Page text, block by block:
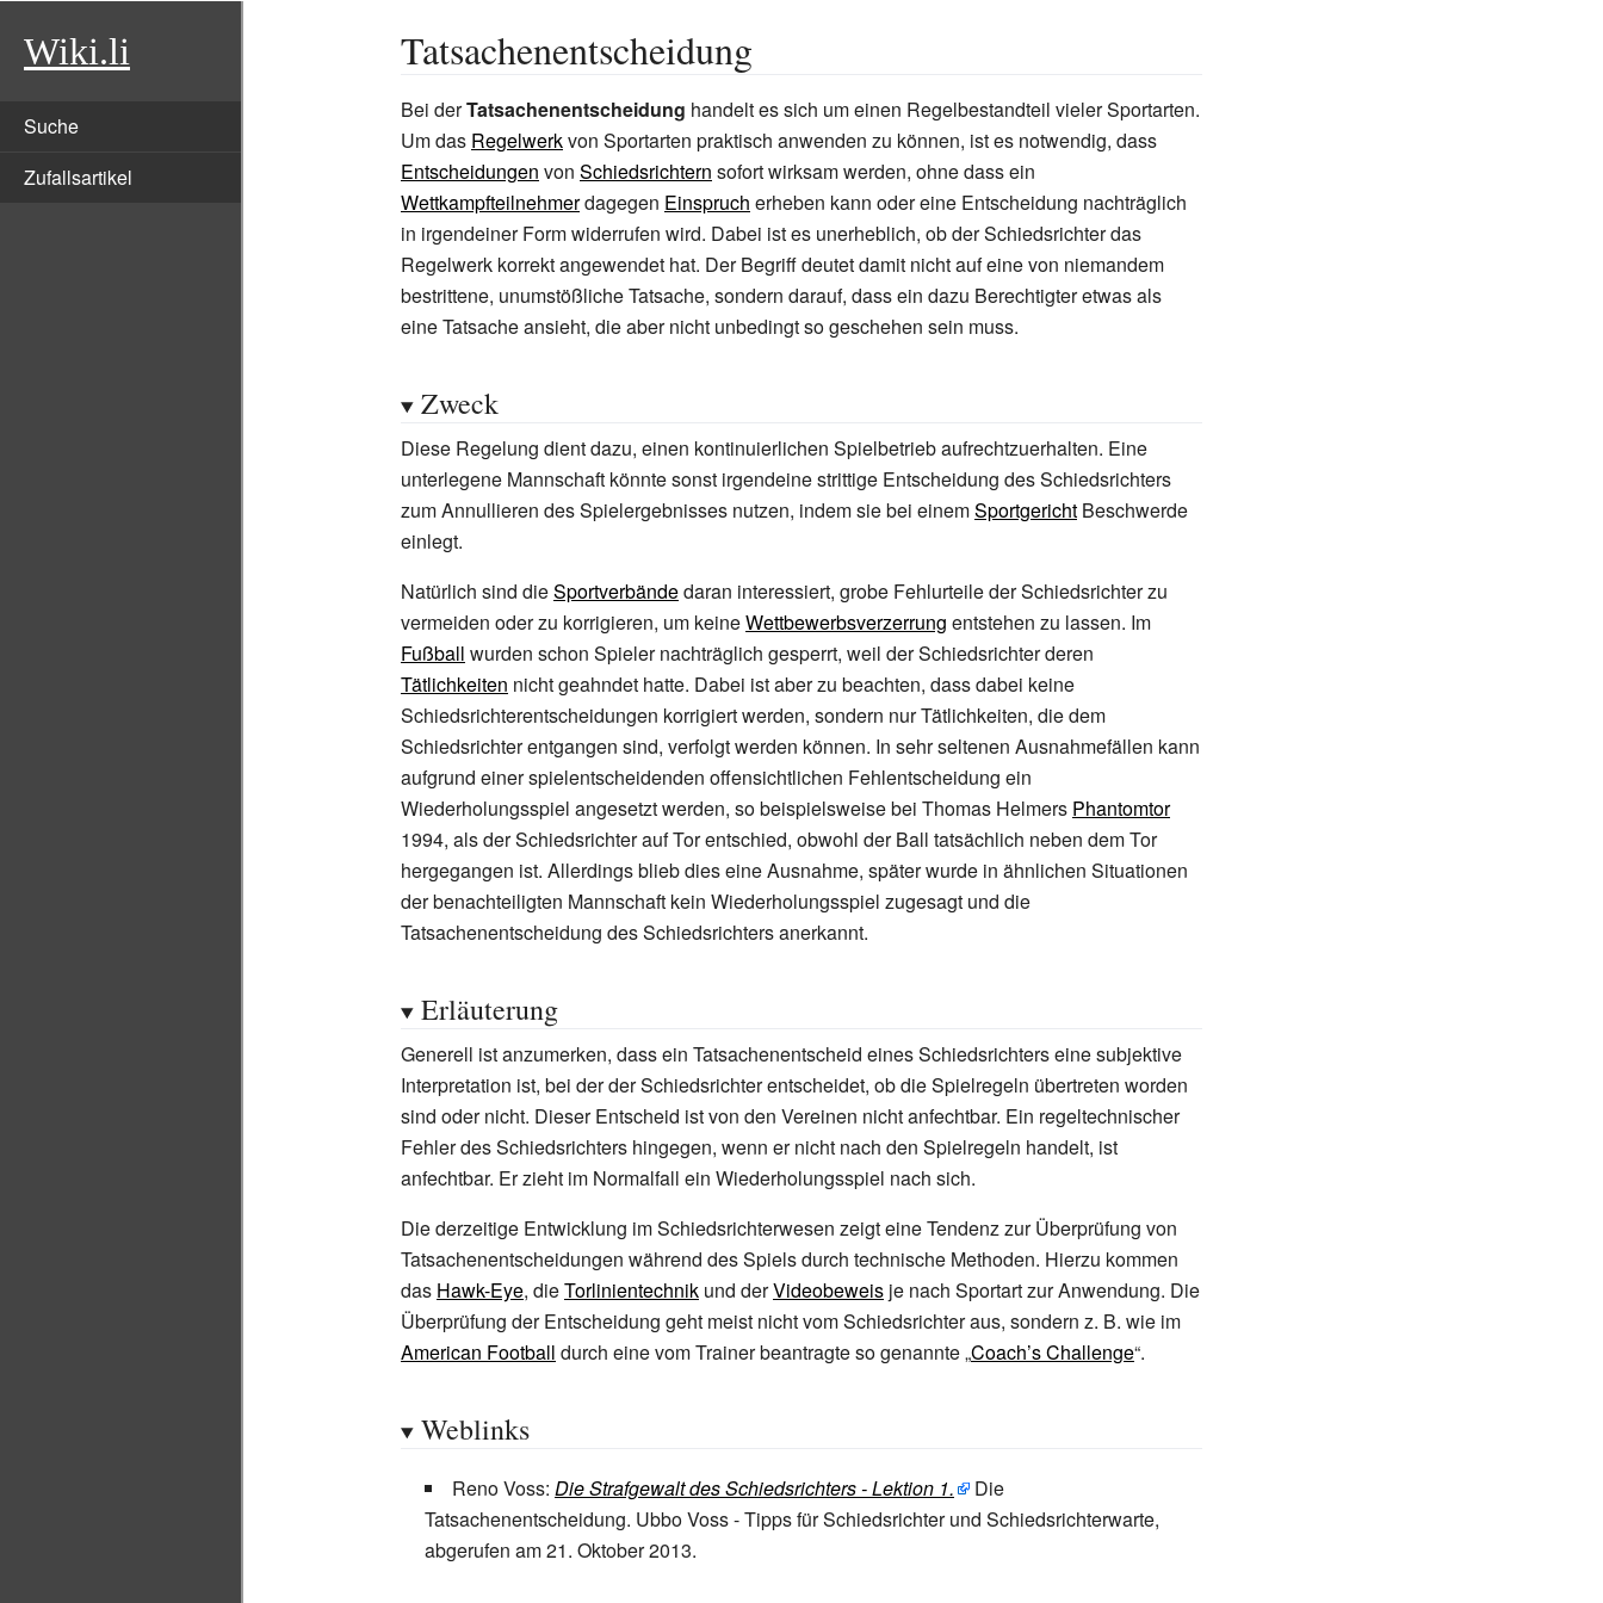
Wiki.li
Suche
Zufallsartikel
Tatsachenentscheidung
Bei derTatsachenentscheidung handelt es sich um einen Regelbestandteil vieler Sportarten.
Um das Regelwerkvon Sportarten praktisch anwenden zu können, ist es notwendig, dass
Entscheidungen von Schiedsrichtern sofort wirksam werden, ohne dass ein
Wettkampfteilnehmerdagegen Einspruch erheben kann oder eine Entscheidung nachträglich
in irgendeiner Form widerrufen wird. Dabei ist es unerheblich, ob der Schiedsrichter das
Regelwerk korrekt angewendet hat. Der Begriff deutet damit nicht auf eine von niemandem
bestrittene, unumstößliche Tatsache, sondern darauf, dass ein dazu Berechtigter etwas als
eine Tatsache ansieht, die aber nicht unbedingt so geschehen sein muss.
Zweck
Diese Regelung dient dazu, einen kontinuierlichen Spielbetriebaufrechtzuerhalten. Eine
unterlegene Mannschaft könnte sonst irgendeine strittige Entscheidung des Schiedsrichters
zum Annullieren des Spielergebnisses nutzen, indem sie bei einemSportgericht Beschwerde
einlegt.
Natürlich sind dieSportverbändedaran interessiert, grobe Fehlurteile der Schiedsrichter zu
vermeiden oder zu korrigieren, um keineWettbewerbsverzerrung entstehen zu lassen. Im
Fußball wurden schon Spieler nachträglich gesperrt, weil der Schiedsrichter deren
Tätlichkeiten nicht geahndet hatte. Dabei ist aber zu beachten, dass dabei keine
Schiedsrichterentscheidungen korrigiert werden, sondern nur Tätlichkeiten, die dem
Schiedsrichter entgangen sind, verfolgt werden können. In sehr seltenen Ausnahmefällen kann
aufgrund einer spielentscheidenden offensichtlichen Fehlentscheidung ein
Wiederholungsspiel angesetzt werden, so beispielsweise bei Thomas Helmers Phantomtor
1994, als der Schiedsrichter auf Tor entschied, obwohl der Ball tatsächlich neben dem Tor
hergegangen ist. Allerdings blieb dies eine Ausnahme, später wurde in ähnlichen Situationen
der benachteiligten Mannschaft kein Wiederholungsspiel zugesagt und die
Tatsachenentscheidung des Schiedsrichters anerkannt.
Erläuterung
Generell ist anzumerken, dass ein Tatsachenentscheid eines Schiedsrichters eine subjektive
Interpretation ist, bei der der Schiedsrichter entscheidet, ob die Spielregeln übertreten worden
sind oder nicht. Dieser Entscheid ist von den Vereinen nicht anfechtbar. Ein regeltechnischer
Fehler des Schiedsrichters hingegen, wenn er nicht nach den Spielregeln handelt, ist
anfechtbar. Er zieht im Normalfall ein Wiederholungsspiel nach sich.
Die derzeitige Entwicklung im Schiedsrichterwesen zeigt eine Tendenz zur Überprüfung von
Tatsachenentscheidungen während des Spiels durch technische Methoden. Hierzu kommen
das Hawk-Eye, dieTorlinientechnik und derVideobeweis je nach Sportart zur Anwendung. Die
Überprüfung der Entscheidung geht meist nicht vom Schiedsrichter aus, sondern z. B. wie im
American Football durch eine vom Trainer beantragte so genannte „Coach’s Challenge“.
Weblinks
Reno Voss: Die Strafgewalt des Schiedsrichters - Lektion 1.
Die
Tatsachenentscheidung. Ubbo Voss - Tipps für Schiedsrichter und Schiedsrichterwarte,
abgerufen am 21. Oktober 2013.